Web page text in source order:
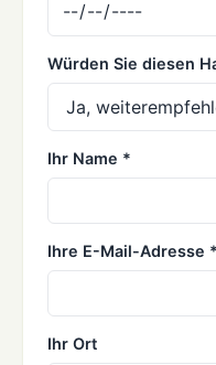
Würden Sie diesen
Ihr Name *
Ihre E-Mail-Adresse *
Ihr Ort